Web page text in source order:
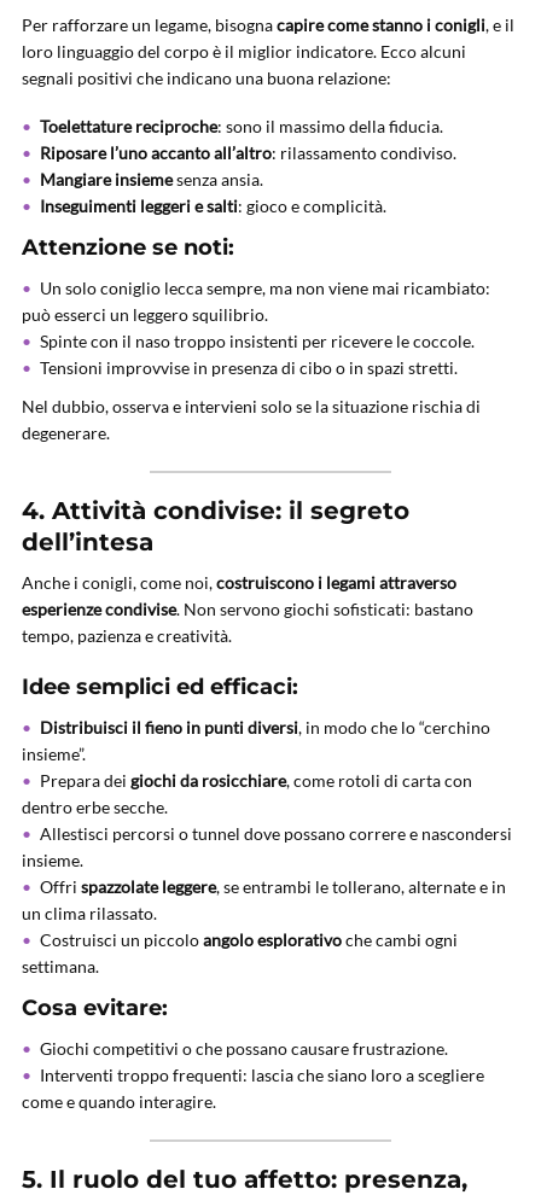
Per rafforzare un legame, bisognacapire come stanno i conigli, e il
loro linguaggio del corpo è il miglior indicatore. Ecco alcuni
segnali positivi che indicano una buona relazione:
Toelettature reciproche: sono il massimo della fiducia.
Riposare l’uno accanto all’altro: rilassamento condiviso.
Mangiare insiemesenza ansia.
Inseguimenti leggeri e salti: gioco e complicità.
Attenzione se noti:
Un solo coniglio lecca sempre, ma non viene mai ricambiato:
può esserci un leggero squilibrio.
Spinte con il naso troppo insistenti per ricevere le coccole.
Tensioni improvvise in presenza di cibo o in spazi stretti.
Nel dubbio, osserva e intervieni solo se la situazione rischia di
degenerare.
4. Attività condivise: il segreto
dell’intesa
Anche i conigli, come noi,costruiscono i legami attraverso
esperienze condivise. Non servono giochi sofisticati: bastano
tempo, pazienza e creatività.
Idee semplici ed efficaci:
Distribuisci il fieno in punti diversi, in modo che lo “cerchino
insieme”.
Prepara dei giochi da rosicchiare, come rotoli di carta con
dentro erbe secche.
Allestisci percorsi o tunnel dove possano correre e nascondersi
insieme.
Offri spazzolate leggere, se entrambi le tollerano, alternate e in
un clima rilassato.
Costruisci un piccoloangolo esplorativoche cambi ogni
settimana.
Cosa evitare:
Giochi competitivi o che possano causare frustrazione.
Interventi troppo frequenti: lascia che siano loro a scegliere
come e quando interagire.
5. Il ruolo del tuo affetto: presenza,